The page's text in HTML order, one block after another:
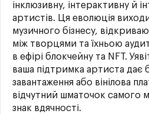
інклюзивну, інтерактивну й
артистів. Ця еволюція
музичного бізнесу,
між творцями та їхньою
в ефірі блокчейну та NFT.
ваша підтримка артиста дає
завантаження або вінілова
відчутний шматочок самого
знак вдячності.